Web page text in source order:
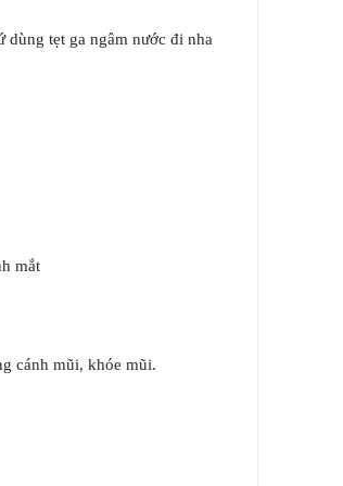
dùng tẹt ga ngâm nước đi nha
mắt
cánh mũi, khóe mũi.